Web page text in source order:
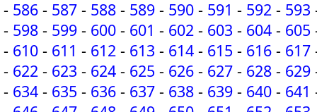
- 586 - 587 - 588 - 589 - 590 - 591 - 592 - 593
- 598 - 599 - 600 - 601 - 602 - 603 - 604 - 605
- 610 - 611 - 612 - 613 - 614 - 615 - 616 - 617
- 622 - 623 - 624 - 625 - 626 - 627 - 628 - 629
- 634 - 635 - 636 - 637 - 638 - 639 - 640 - 641